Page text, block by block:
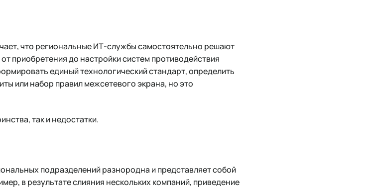
что региональные ИТ-службы самостоятельно решают
приобретения до настройки систем противодействия
единый технологический стандарт, определить
или набор правил межсетевого экрана, но это
так и недостатки.
подразделений разнородна и представляет собой
в результате слияния нескольких компаний, приведение